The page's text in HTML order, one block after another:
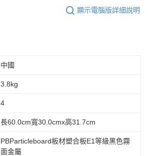
顯示電腦版詳細說明
中國
3.8kg
4
長60.0cm寬30.0cmx高31.7cm
PBParticleboard板材塑合板E1等級黑色霧
面金屬